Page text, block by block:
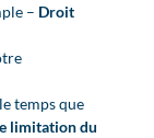
– Droit
temps que
limitation du